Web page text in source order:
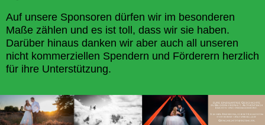
Auf unsere Sponsoren dürfen wir im besonderen
Maße zählen und es ist toll, dass wir sie haben.
Darüber hinaus danken wir aber auch all unseren
nicht kommerziellen Spendern und Förderern herzlich
für ihre Unterstützung.